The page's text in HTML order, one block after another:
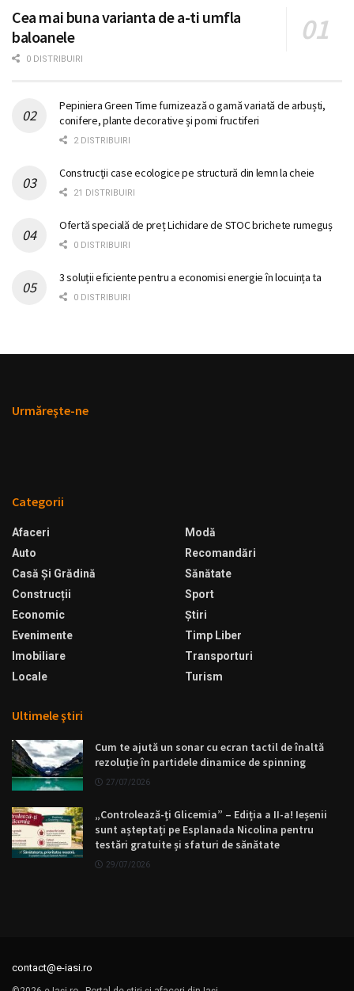
Cea mai buna varianta de a-ti umfla
baloanele
0 DISTRIBUIRI
Pepiniera Green Time furnizează o gamă variată de arbuști,
conifere, plante decorative și pomi fructiferi
2 DISTRIBUIRI
Construcţii case ecologice pe structură din lemn la cheie
21 DISTRIBUIRI
Ofertă specială de preț Lichidare de STOC brichete rumeguș
0 DISTRIBUIRI
3 soluții eficiente pentru a economisi energie în locuința ta
0 DISTRIBUIRI
Urmăreşte-ne
Categorii
Afaceri
Auto
Casă Şi Grădină
Construcții
Economic
Evenimente
Imobiliare
Locale
Modă
Recomandări
Sănătate
Sport
Ştiri
Timp Liber
Transporturi
Turism
Ultimele ştiri
Cum te ajută un sonar cu ecran tactil de înaltă
rezoluție în partidele dinamice de spinning
27/07/2026
„Controlează-ți Glicemia” – Ediția a II-a! Ieșenii
sunt așteptați pe Esplanada Nicolina pentru
testări gratuite și sfaturi de sănătate
29/07/2026
contact@e-iasi.ro